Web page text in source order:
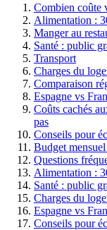
Combien coûte
Alimentation :
Manger au
Santé : public
Transport
Charges du
Comparaison
Espagne vs
Coûts cachés
pas
Conseils pour
Budget
Questions
Alimentation :
Santé : public
Charges du
Espagne vs
Conseils pour